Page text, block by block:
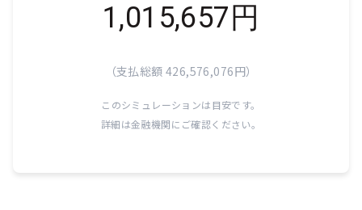
1,015,657 円
（支払総額426,576,076円）
このシミュレーションは目安です。
詳細は金融機関にご確認ください。